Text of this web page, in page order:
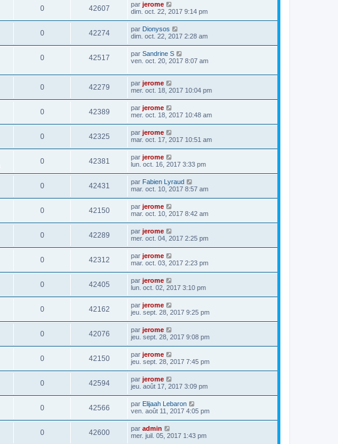
0 42607 par jerome
dim. oct. 22, 2017 9:14 pm
0 42274 par Dionysos
dim. oct. 22, 2017 2:28 am
0 42517 par Sandrine S
ven. oct. 20, 2017 8:07 am
0 42279 par jerome
mer. oct. 18, 2017 10:04 pm
0 42389 par jerome
mer. oct. 18, 2017 10:48 am
0 42325 par jerome
mar. oct. 17, 2017 10:51 am
0 42381 par jerome
lun. oct. 16, 2017 3:33 pm
0 42431 par Fabien Lyraud
mar. oct. 10, 2017 8:57 am
0 42150 par jerome
mar. oct. 10, 2017 8:42 am
0 42289 par jerome
mer. oct. 04, 2017 2:25 pm
0 42312 par jerome
mar. oct. 03, 2017 2:23 pm
0 42405 par jerome
lun. oct. 02, 2017 3:10 pm
0 42162 par jerome
jeu. sept. 28, 2017 9:25 pm
0 42076 par jerome
jeu. sept. 28, 2017 9:08 pm
0 42150 par jerome
jeu. sept. 28, 2017 7:45 pm
0 42594 par jerome
jeu. août 17, 2017 3:09 pm
0 42566 par Elijaah Lebaron
ven. août 11, 2017 4:05 pm
0 42600 par admin
mer. juil. 05, 2017 1:43 pm